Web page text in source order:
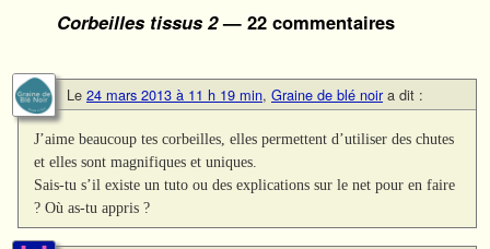
Corbeilles tissus 2— 22 commentaires
Le 24 mars 2013 à 11 h 19 min, Graine de blé noir a dit :
J’aime beaucoup tes corbeilles, elles permettent d’utiliser des chutes
et elles sont magnifiques et uniques.
Sais-tu s’il existe un tuto ou des explications sur le net pour en faire
? Où as-tu appris ?